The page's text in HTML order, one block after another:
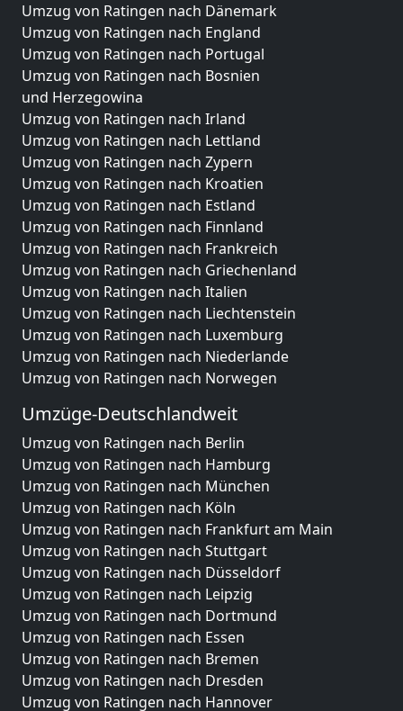
Umzug von Ratingen nach Dänemark
Umzug von Ratingen nach England
Umzug von Ratingen nach Portugal
Umzug von Ratingen nach Bosnien
und Herzegowina
Umzug von Ratingen nach Irland
Umzug von Ratingen nach Lettland
Umzug von Ratingen nach Zypern
Umzug von Ratingen nach Kroatien
Umzug von Ratingen nach Estland
Umzug von Ratingen nach Finnland
Umzug von Ratingen nach Frankreich
Umzug von Ratingen nach Griechenland
Umzug von Ratingen nach Italien
Umzug von Ratingen nach Liechtenstein
Umzug von Ratingen nach Luxemburg
Umzug von Ratingen nach Niederlande
Umzug von Ratingen nach Norwegen
Umzüge-Deutschlandweit
Umzug von Ratingen nach Berlin
Umzug von Ratingen nach Hamburg
Umzug von Ratingen nach München
Umzug von Ratingen nach Köln
Umzug von Ratingen nach Frankfurt am Main
Umzug von Ratingen nach Stuttgart
Umzug von Ratingen nach Düsseldorf
Umzug von Ratingen nach Leipzig
Umzug von Ratingen nach Dortmund
Umzug von Ratingen nach Essen
Umzug von Ratingen nach Bremen
Umzug von Ratingen nach Dresden
Umzug von Ratingen nach Hannover